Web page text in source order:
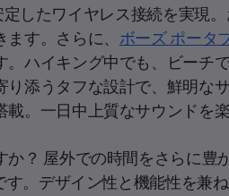
したワイヤレス接続を実現
す。さらに、 ボーズ ポータ
ハイキング中でも、ビーチ
添うタフな設計で、鮮明な
。一日中上質なサウンドを楽
？ 屋外での時間をさらに豊
。デザイン性と機能性を兼